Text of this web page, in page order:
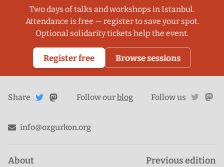
Two days of talks and workshops in Istanbul.
Attendance is free — register to save your spot.
Optional solidarity tickets help the event.
Register free Browse sessions
Share
on
Share on
Mastodon
Follow ourblog Follow us
info@ozgurkon.org
About Previous edition